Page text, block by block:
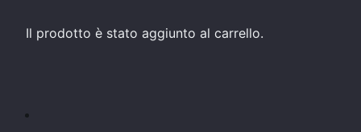
Il prodotto è stato aggiunto al carrello.